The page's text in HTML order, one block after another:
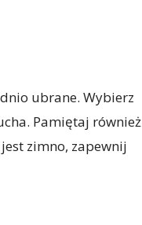
ubrane. Wybierz
Pamiętaj również
zimno, zapewnij